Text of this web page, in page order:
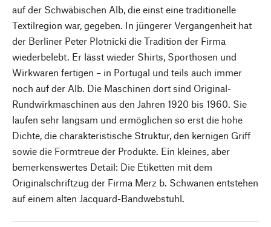
auf der Schwäbischen Alb, die einst eine traditionelle
Textilregion war, gegeben. In jüngerer Vergangenheit hat
der Berliner Peter Plotnicki die Tradition der Firma
wiederbelebt. Er lässt wieder Shirts, Sporthosen und
Wirkwaren fertigen – in Portugal und teils auch immer
noch auf der Alb. Die Maschinen dort sind Original-
Rundwirkmaschinen aus den Jahren 1920 bis 1960. Sie
laufen sehr langsam und ermöglichen so erst die hohe
Dichte, die charakteristische Struktur, den kernigen Griff
sowie die Formtreue der Produkte. Ein kleines, aber
bemerkenswertes Detail: Die Etiketten mit dem
Originalschriftzug der Firma Merz b. Schwanen entstehen
auf einem alten Jacquard-Bandwebstuhl.